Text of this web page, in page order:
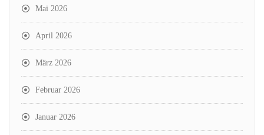
Mai 2026
April 2026
März 2026
Februar 2026
Januar 2026